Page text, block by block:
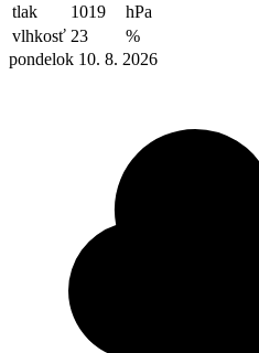
tlak
1019
hPa
vlhkosť 23
%
pondelok 10. 8. 2026